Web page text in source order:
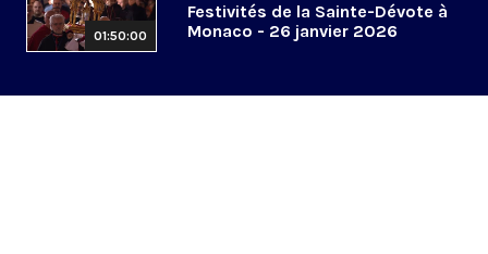
01:50:00
Festivités de la Sainte-Dévote à
Monaco - 26 janvier 2026